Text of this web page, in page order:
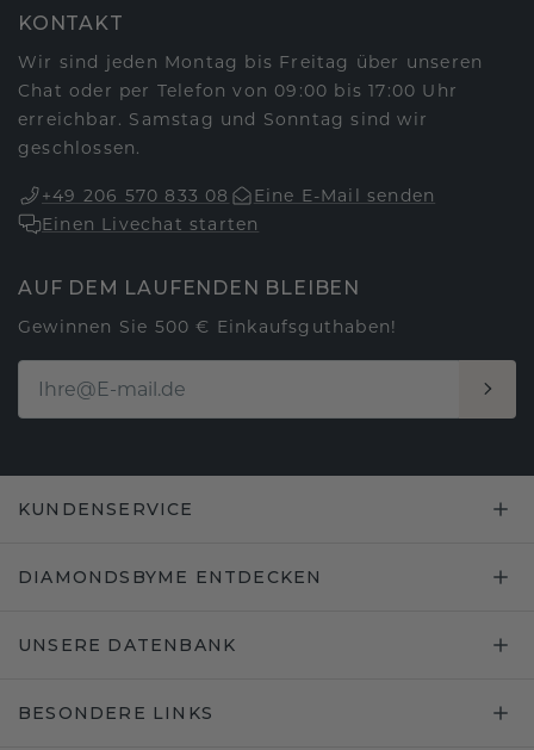
KONTAKT
Wir sind jeden Montag bis Freitag über unseren
Chat oder per Telefon von 09:00 bis 17:00 Uhr
erreichbar. Samstag und Sonntag sind wir
geschlossen.
+49 206 570 833 08
Eine E-Mail senden
Einen Livechat starten
AUF DEM LAUFENDEN BLEIBEN
Gewinnen Sie 500 € Einkaufsguthaben!
KUNDENSERVICE
DIAMONDSBYME ENTDECKEN
UNSERE DATENBANK
BESONDERE LINKS